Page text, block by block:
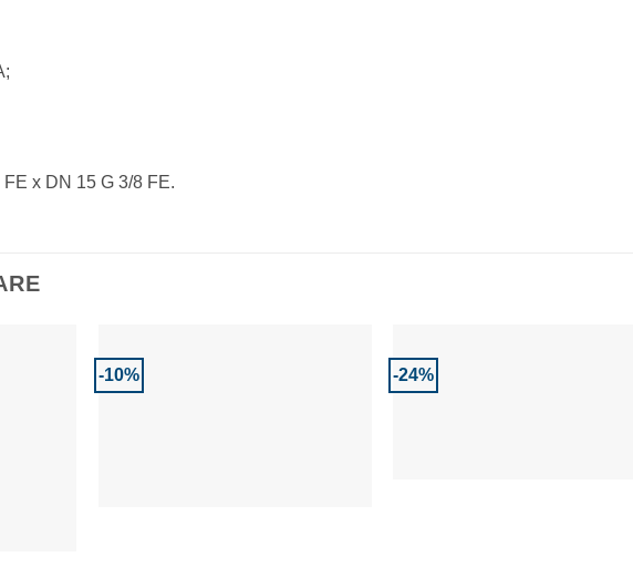
x DN 15 G 3/8 FE.
-10% -24%